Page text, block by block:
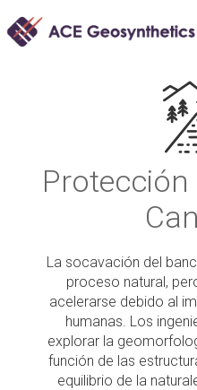
Aplicaciones
Protección
La socavación del
proceso natural,
acelerarse debido al
humanas. Los
explorar la
función de las
equilibrio de la